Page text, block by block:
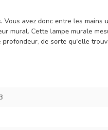
avez donc entre les mains
mural. Cette lampe murale
de sorte qu'elle